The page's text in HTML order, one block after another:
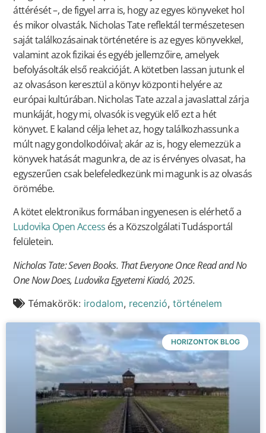
áttérését –, de figyel arra is, hogy az egyes könyveket hol
és mikor olvasták. Nicholas Tate reflektál természetesen
saját találkozásainak történetére is az egyes könyvekkel,
valamint azok fizikai és egyéb jellemzőire, amelyek
befolyásolták első reakcióját. A kötetben lassan jutunk el
az olvasáson keresztül a könyv központi helyére az
európai kultúrában. Nicholas Tate azzal a javaslattal zárja
munkáját, hogy mi, olvasók is vegyük elő ezt a hét
könyvet. E kaland célja lehet az, hogy találkozhassunk a
múlt nagy gondolkodóival; akár az is, hogy elemezzük a
könyvek hatását magunkra, de az is érvényes olvasat, ha
egyszerűen csak belefeledkezünk mi magunk is az olvasás
örömébe.
A kötet elektronikus formában ingyenesen is elérhető a
Ludovika Open Access és a Közszolgálati Tudásportál
felületein.
Nicholas Tate: Seven Books. That Everyone Once Read and No
One Now Does, Ludovika Egyetemi Kiadó, 2025.
Témakörök: irodalom, recenzió,történelem
HORIZONTOK BLOG